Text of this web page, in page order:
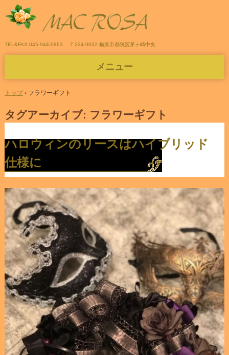
TEL&FAX.045-944-0863 〒224-0032 横浜市都筑区茅ヶ崎中央
メニュー
ン
ン
ツ
ス
キ
ッ
プ
トップ › フラワーギフト
タグアーカイブ: フラワーギフト
ハロウィンのリースはハイブリッド
仕様に